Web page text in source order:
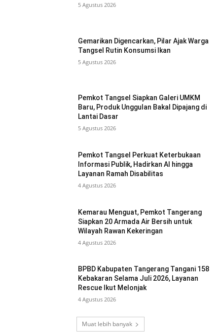
5 Agustus 2026
Gemarikan Digencarkan, Pilar Ajak Warga
Tangsel Rutin Konsumsi Ikan
5 Agustus 2026
Pemkot Tangsel Siapkan Galeri UMKM
Baru, Produk Unggulan Bakal Dipajang di
Lantai Dasar
5 Agustus 2026
Pemkot Tangsel Perkuat Keterbukaan
Informasi Publik, Hadirkan AI hingga
Layanan Ramah Disabilitas
4 Agustus 2026
Kemarau Menguat, Pemkot Tangerang
Siapkan 20 Armada Air Bersih untuk
Wilayah Rawan Kekeringan
4 Agustus 2026
BPBD Kabupaten Tangerang Tangani 158
Kebakaran Selama Juli 2026, Layanan
Rescue Ikut Melonjak
4 Agustus 2026
Muat lebih banyak